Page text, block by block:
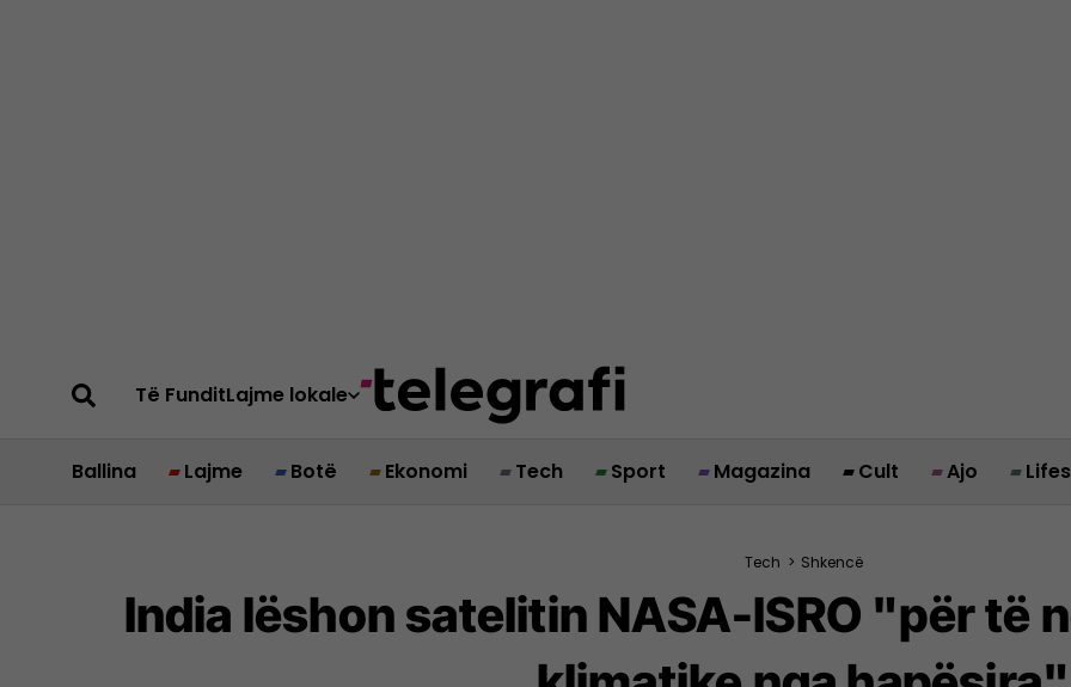
Të FunditLajme lokale
Ballina Lajme Botë Ekonomi Tech Sport Magazina Cult Ajo
Tech > Shkencë
India lëshon satelitin NASA-ISRO "për të